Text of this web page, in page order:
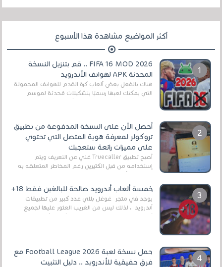
أكثر المواضيع مشاهدة هذا الأسبوع
FIFA 16 MOD 2026 .. قم بتنزيل النسخة
المحدثة APK لهواتف الأندرويد
هناك بالفعل بعض ألعاب كرة القدم للهواتف المحمولة
التي يمكنك لعبها رسميًا بتشكيلات مُحدثة لموسم
أحصل الآن على النسخة المدفوعة من تطبيق
تروكولر لمعرفة هوية المتصل التي تحتوي
على مميزات رائعة ستعجبك
أصبح تطبيق Truecaller غني عن التعريف ويتم
إستخدامه من قبل الكثيرين رغم المخاطر المتعلقه به
خمسة ألعاب أندرويد صالحة للبالغين فقط 18+
يوجد في متجر غوغل بلاي عدد كبير من تطبيقات
أندرويد ، لذلك ليس من الغريب العثور عليها لجميع
حمل نسخة لعبة Football League 2026 مع
فرق حقيقية للأندرويد .. دليل التثبيت